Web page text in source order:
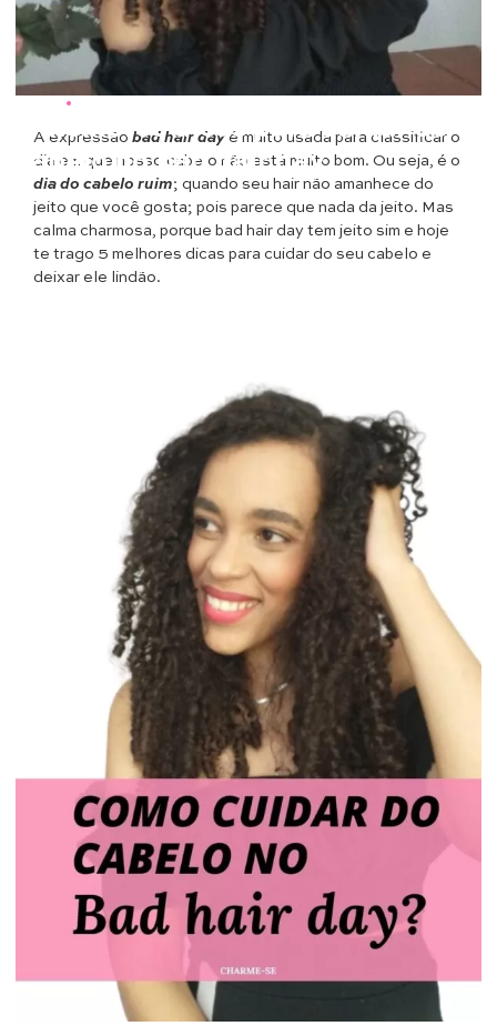
•
5 melhores dicas para cuidar do
cabelo no bad hair day
A expressão bad hair day é muito usada para classificar o
dia em que nosso cabelo não está muito bom. Ou seja, é o
dia do cabelo ruim; quando seu hair não amanhece do
jeito que você gosta; pois parece que nada da jeito. Mas
calma charmosa, porque bad hair day tem jeito sim e hoje
te trago 5 melhores dicas para cuidar do seu cabelo e
deixar ele lindão.